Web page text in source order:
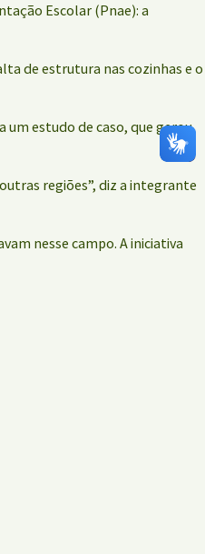
Escolar (Pnae): a
de estrutura nas cozinhas e o
um estudo de caso, que gerou
regiões”, diz a integrante
nesse campo. A iniciativa